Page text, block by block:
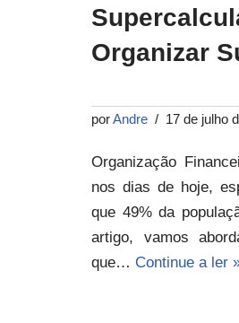
Organizar
porAndre 17 de julho
Organização
nos dias de hoje,
que 49% da
artigo, vamos
que… Continue a ler